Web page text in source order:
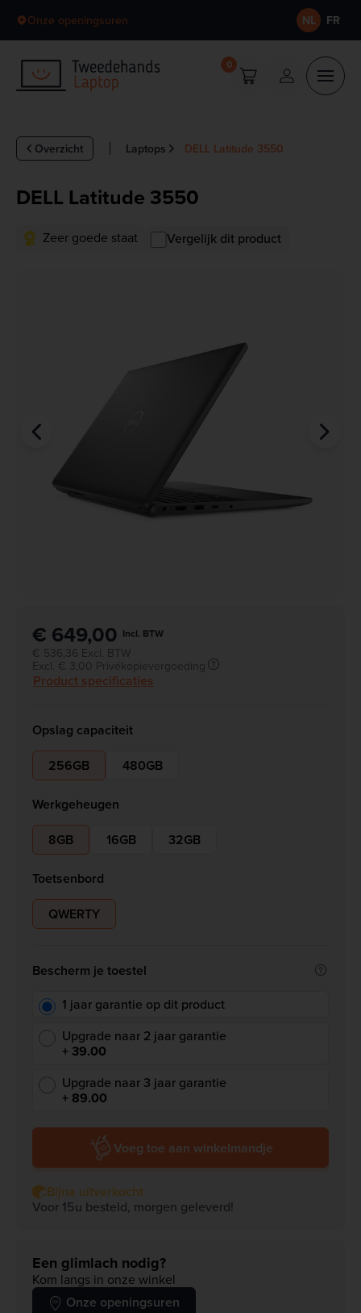
Onze openingsuren NL FR
0
Laptops DELL Latitude 3550
Overzicht
DELL Latitude 3550
Zeer goede staat Vergelijk dit product
€ 649,00 Incl. BTW
€ 536,36 Excl. BTW
Excl. € 3,00 Privékopievergoeding
Product specificaties
Opslag capaciteit
256GB
480GB
Werkgeheugen
8GB
16GB 32GB
Toetsenbord
QWERTY
Bescherm je toestel
1 jaar garantie op dit product
Upgrade naar 2 jaar garantie
+ 39.00
Upgrade naar 3 jaar garantie
+ 89.00
Voeg toe aan winkelmandje
Bijna uitverkocht
Voor 15u besteld, morgen geleverd!
Een glimlach nodig?
Kom langs in onze winkel
Onze openingsuren